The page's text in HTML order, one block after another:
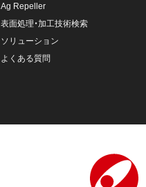
Ag Repeller
表面処理・加工技術検索
ソリューション
よくある質問